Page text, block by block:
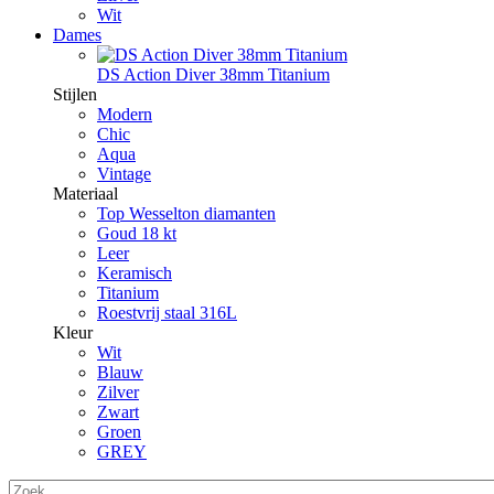
Wit
Dames
DS Action Diver 38mm Titanium
Stijlen
Modern
Chic
Aqua
Vintage
Materiaal
Top Wesselton diamanten
Goud 18 kt
Leer
Keramisch
Titanium
Roestvrij staal 316L
Kleur
Wit
Blauw
Zilver
Zwart
Groen
GREY